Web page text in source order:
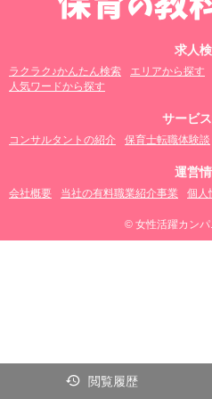
求人
ラクラク♪かんたん検索 エリアから探す
人気ワードから探す
サービ
コンサルタントの紹介 保育士転職体験談
運営
会社概要 当社の有料職業紹介事業 個人
© 女性活躍カン
閲覧履歴